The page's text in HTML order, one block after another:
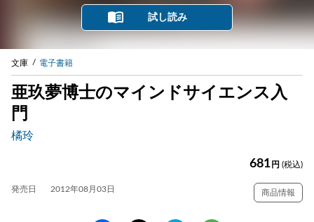
試し読み
文庫 電子書籍
亜玖夢博士のマインドサイエンス入
門
橘玲
681 円 (税込)
発売日 2012年08月03日 商品情報